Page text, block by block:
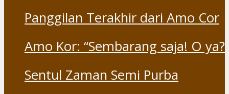
Otentik
Panggilan Terakhir dari Amo Cor
Amo Kor: “Sembarang saja! O ya?
Sentul Zaman Semi Purba